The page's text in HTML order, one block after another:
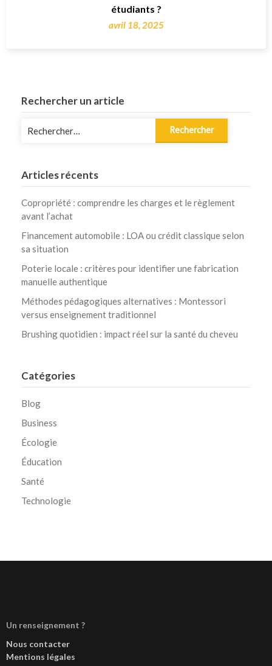
étudiants ?
avril 18, 2025
Rechercher un article
Articles récents
Copropriété : comprendre les charges et le règlement
avant l’achat
Financement automobile : LOA ou crédit classique selon
sa situation
Poterie locale : critères pour identifier une fabrication
manuelle authentique
Méthodes pédagogiques alternatives : Montessori
versus enseignement traditionnel
Brushing quotidien : impact réel sur la santé du cheveu
Catégories
Blog
Business
Écologie
Éducation
Santé
Technologie
Un renseignement ?
Nous contacter
Mentions légales